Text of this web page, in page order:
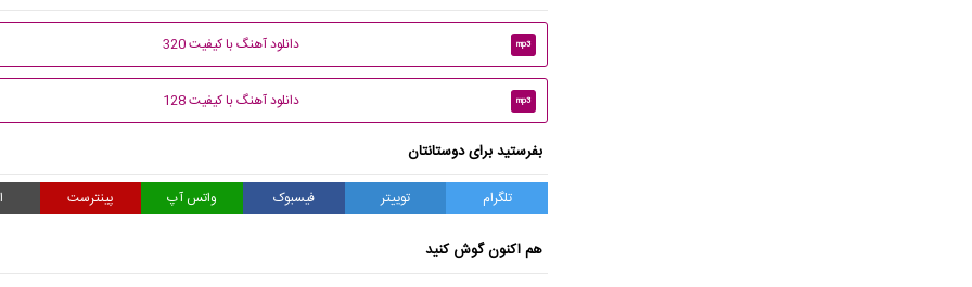
mp3 دانلود آهنگ با کیفیت 320
mp3 دانلود آهنگ با کیفیت 128
بفرستید برای دوستانتان
تلگرام توییتر فیسبوک واتس آپ پینترست
هم اکنون گوش کنید